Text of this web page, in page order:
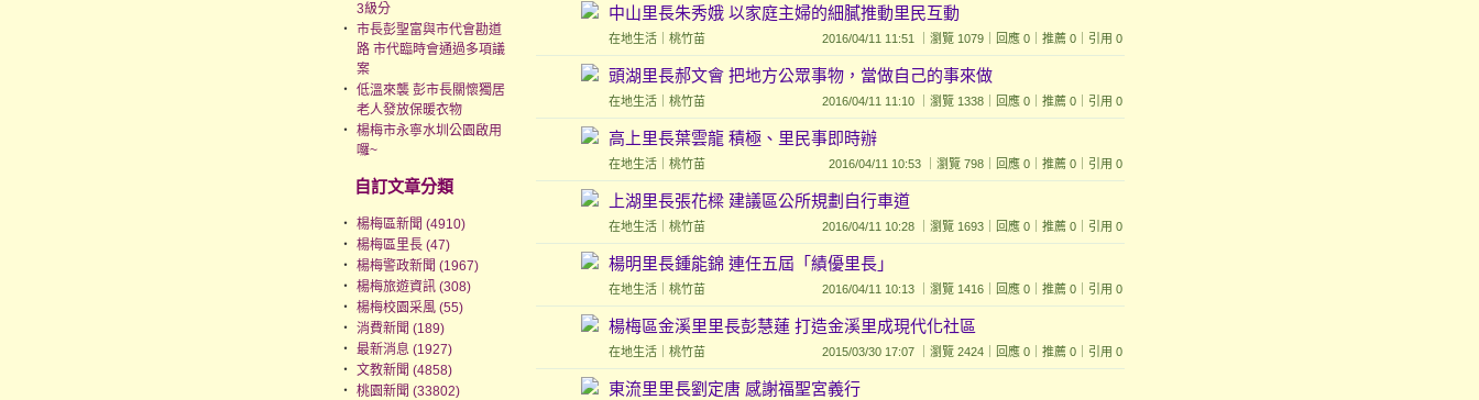
3級分
‧ 市長彭聖富與市代會勘道
路 市代臨時會通過多項議
案
‧ 低溫來襲 彭市長關懷獨居
老人發放保暖衣物
‧ 楊梅市永寧水圳公園啟用
囉~
自訂文章分類
‧ 楊梅區新聞 (4910)
‧ 楊梅區里長 (47)
‧ 楊梅警政新聞 (1967)
‧ 楊梅旅遊資訊 (308)
‧ 楊梅校園采風 (55)
‧ 消費新聞 (189)
‧ 最新消息 (1927)
‧ 文教新聞 (4858)
‧ 桃園新聞 (33802)
中山里長朱秀娥 以家庭主婦的細膩推動里民互動
在地生活 桃竹苗 2016/04/11 11:51 ｜瀏覽 1079｜回應 0｜推薦 0｜引用 0
頭湖里長郝文會 把地方公眾事物，當做自己的事來做
在地生活 桃竹苗 2016/04/11 11:10 ｜瀏覽 1338｜回應 0｜推薦 0｜引用 0
高上里長葉雲龍 積極、里民事即時辦
在地生活 桃竹苗 2016/04/11 10:53 ｜瀏覽 798｜回應 0｜推薦 0｜引用 0
上湖里長張花樑 建議區公所規劃自行車道
在地生活 桃竹苗 2016/04/11 10:28 ｜瀏覽 1693｜回應 0｜推薦 0｜引用 0
楊明里長鍾能錦 連任五屆「績優里長」
在地生活 桃竹苗 2016/04/11 10:13 ｜瀏覽 1416｜回應 0｜推薦 0｜引用 0
楊梅區金溪里里長彭慧蓮 打造金溪里成現代化社區
在地生活 桃竹苗 2015/03/30 17:07 ｜瀏覽 2424｜回應 0｜推薦 0｜引用 0
東流里里長劉定唐 感謝福聖宮義行